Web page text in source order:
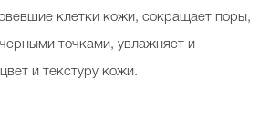
клетки кожи, сокращает поры,
точками, увлажняет и
и текстуру кожи.